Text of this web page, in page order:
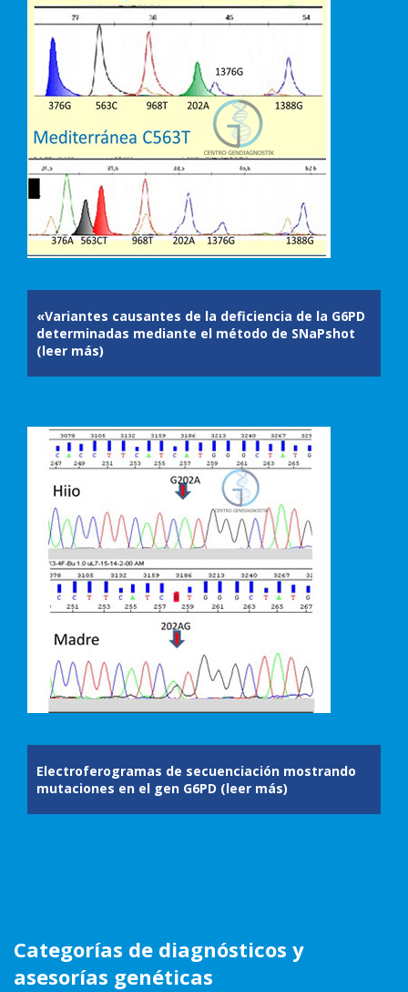
«Variantes causantes de la deficiencia de la G6PD
determinadas mediante el método de SNaPshot
(leer más)
Electroferogramas de secuenciación mostrando
mutaciones en el gen G6PD (leer más)
Categorías de diagnósticos y
asesorías genéticas